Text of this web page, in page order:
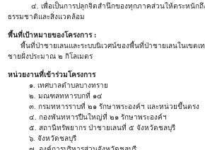
๔. เพื่อเป็นการปลุกจิตสำนึกของทุกภาคส่วนให้ตระหนักถึ
ธรรมชาติและสิ่งแวดล้อม
พื้นที่เป้าหมายของโครงการ :
พื้นที่ป่าชายเลนและระบบนิเวศน์ของพื้นที่ป่าชายเลนในเขตเ
ชายฝั่งประมาณ ๒ กิโลเมตร
หน่วยงานที่เข้าร่วมโครงการ
๑. เทศบาลตำบลบางทราย
๒. มณฑลทหารบกที่ ๑๔
๓. กรมทหารราบที่ ๒๑ รักษาพระองค์ฯ และหน่วยขึ้นตรง
๔. กองพันทหารปืนใหญ่ที่ ๒๑ รักษาพระองค์ฯ
๕. สถานีทรัพยากร ป่าชายเลนที่ ๕ จังหวัดชลบุรี
๖. จังหวัดชลบุรี